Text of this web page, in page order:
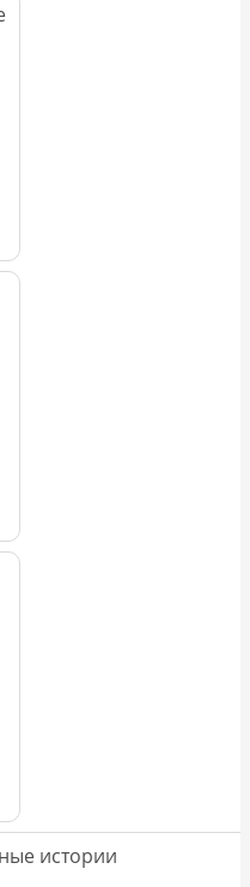
истории